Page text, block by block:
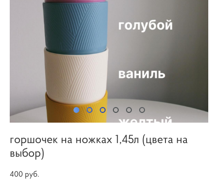
горшочек на ножках 1,45л (цвета на
выбор)
400 pуб.